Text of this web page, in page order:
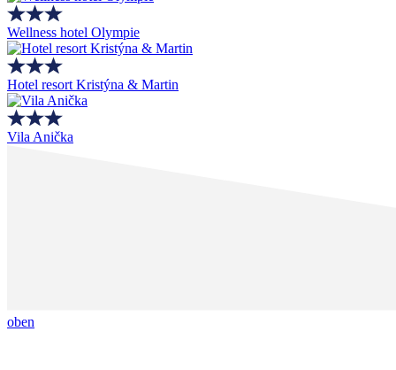
Wellness hotel Olympie
Hotel resort Kristýna & Martin
Vila Anička
oben